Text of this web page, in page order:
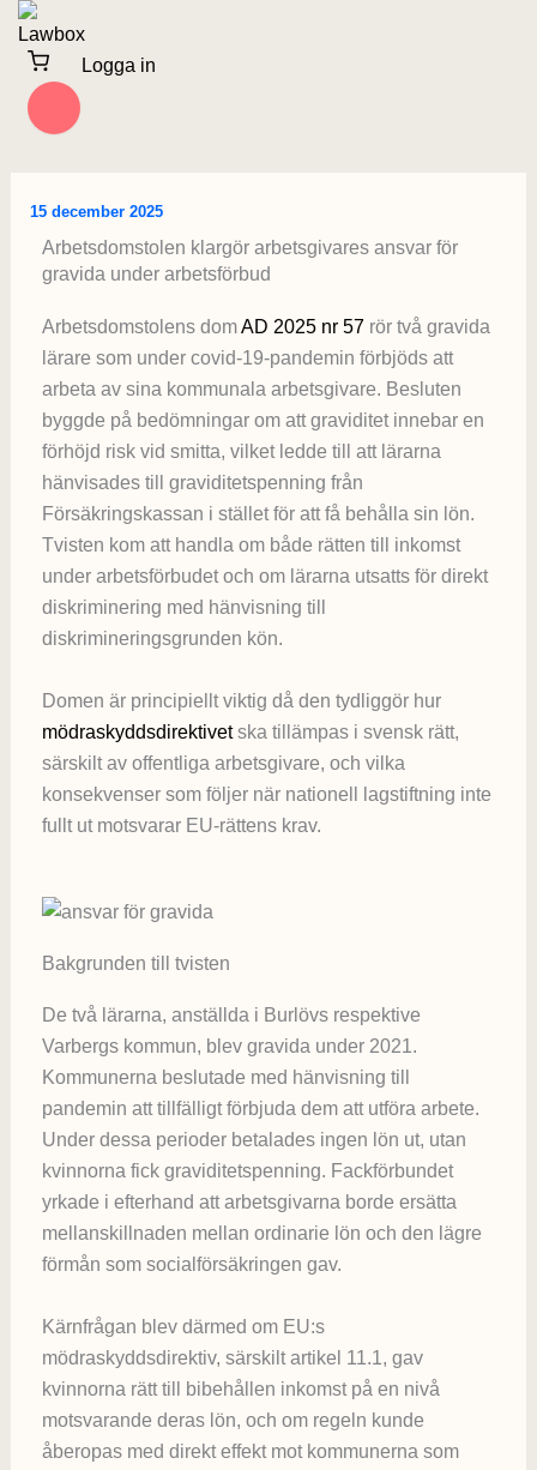
Logga in
Hoppa
innehåll
15 december 2025
Arbetsdomstolen klargör arbetsgivares ansvar för
gravida under arbetsförbud
Arbetsdomstolens domAD 2025 nr 57rör två gravida
lärare som under covid-19-pandemin förbjöds att
arbeta av sina kommunala arbetsgivare. Besluten
byggde på bedömningar om att graviditet innebar en
förhöjd risk vid smitta, vilket ledde till att lärarna
hänvisades till graviditetspenning från
Försäkringskassan i stället för att få behålla sin lön.
Tvisten kom att handla om både rätten till inkomst
under arbetsförbudet och om lärarna utsatts för direkt
diskriminering med hänvisning till
diskrimineringsgrunden kön.
Domen är principiellt viktig då den tydliggör hur
mödraskyddsdirektivetska tillämpas i svensk rätt,
särskilt av offentliga arbetsgivare, och vilka
konsekvenser som följer när nationell lagstiftning inte
fullt ut motsvarar EU-rättens krav.
Bakgrunden till tvisten
De två lärarna, anställda i Burlövs respektive
Varbergs kommun, blev gravida under 2021.
Kommunerna beslutade med hänvisning till
pandemin att tillfälligt förbjuda dem att utföra arbete.
Under dessa perioder betalades ingen lön ut, utan
kvinnorna fick graviditetspenning. Fackförbundet
yrkade i efterhand att arbetsgivarna borde ersätta
mellanskillnaden mellan ordinarie lön och den lägre
förmån som socialförsäkringen gav.
Kärnfrågan blev därmed om EU:s
mödraskyddsdirektiv, särskilt artikel 11.1, gav
kvinnorna rätt till bibehållen inkomst på en nivå
motsvarande deras lön, och om regeln kunde
åberopas med direkt effekt mot kommunerna som